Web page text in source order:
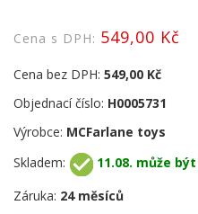
Cena s DPH: 549,00 Kč
Cena bez DPH: 549,00 Kč
Objednací číslo: H0005731
Výrobce: MCFarlane toys
Skladem:
11.08. může
Záruka: 24 měsíců